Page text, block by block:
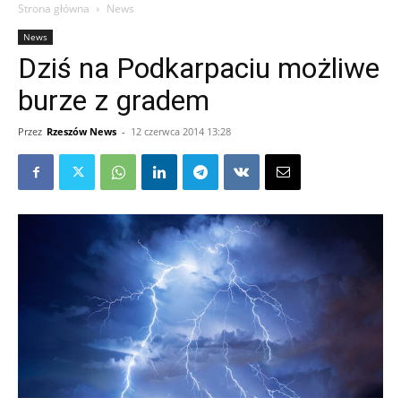
Strona główna News
News
Dziś na Podkarpaciu możliwe
burze z gradem
Przez Rzeszów News - 12 czerwca 2014 13:28